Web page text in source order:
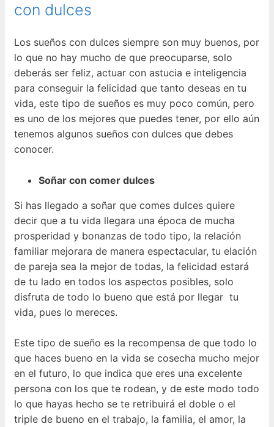
con dulces
Los sueños con dulces siempre son muy buenos, por
lo que no hay mucho de que preocuparse, solo
deberás ser feliz, actuar con astucia e inteligencia
para conseguir la felicidad que tanto deseas en tu
vida, este tipo de sueños es muy poco común, pero
es uno de los mejores que puedes tener, por ello aún
tenemos algunos sueños con dulces que debes
conocer.
Soñar con comer dulces
Si has llegado a soñar que comes dulces quiere
decir que a tu vida llegara una época de mucha
prosperidad y bonanzas de todo tipo, la relación
familiar mejorara de manera espectacular, tu elación
de pareja sea la mejor de todas, la felicidad estará
de tu lado en todos los aspectos posibles, solo
disfruta de todo lo bueno que está por llegar tu
vida, pues lo mereces.
Este tipo de sueño es la recompensa de que todo lo
que haces bueno en la vida se cosecha mucho mejor
en el futuro, lo que indica que eres una excelente
persona con los que te rodean, y de este modo todo
lo que hayas hecho se te retribuirá el doble o el
triple de bueno en el trabajo, la familia, el amor, la